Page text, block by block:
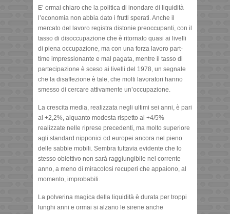
E’ ormai chiaro che la politica di inondare di liquidità
l’economia non abbia dato i frutti sperati. Anche il
mercato del lavoro registra distonie preoccupanti, con il
tasso di disoccupazione che è ritornato quasi ai livelli
di piena occupazione, ma con una forza lavoro part-
time impressionante e mal pagata, mentre il tasso di
partecipazione è sceso ai livelli del 1978, un segnale
che la disaffezione è tale, che molti lavoratori hanno
smesso di cercare attivamente un’occupazione.
La crescita media, realizzata negli ultimi sei anni, è pari
al +2,2%, alquanto modesta rispetto ai +4/5%
realizzate nelle riprese precedenti, ma molto superiore
agli standard nipponici od europei ancora nel pieno
delle sabbie mobili. Sembra tuttavia evidente che lo
stesso obiettivo non sarà raggiungibile nel corrente
anno, a meno di miracolosi recuperi che appaiono, al
momento, improbabili.
La polverina magica della liquidità è durata per troppi
lunghi anni e ormai si alzano le sirene anche